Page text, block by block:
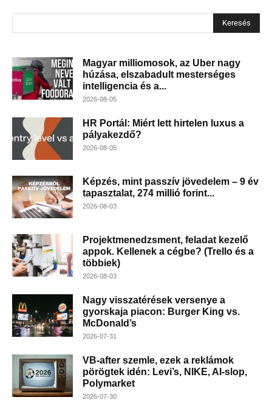
Keresés
Magyar milliomosok, az Uber nagy
húzása, elszabadult mesterséges
intelligencia és a...
2026-08-05
HR Portál: Miért lett hirtelen luxus a
pályakezdő?
2026-08-05
Képzés, mint passzív jövedelem – 9 év
tapasztalat, 274 millió forint...
2026-08-03
Projektmenedzsment, feladat kezelő
appok. Kellenek a cégbe? (Trello és a
többiek)
2026-08-03
Nagy visszatérések versenye a
gyorskaja piacon: Burger King vs.
McDonald’s
2026-07-31
VB-after szemle, ezek a reklámok
pörögtek idén: Levi’s, NIKE, AI-slop,
Polymarket
2026-07-30